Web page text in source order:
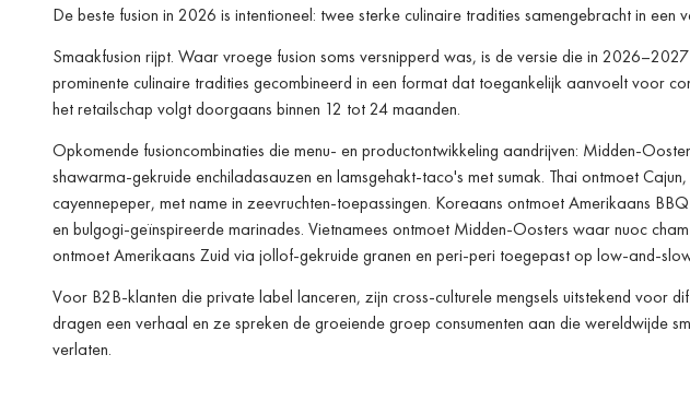
De beste fusion in 2026 is intentioneel: twee sterke culinaire tradities samengebracht in een
Smaakfusion rijpt. Waar vroege fusion soms versnipperd was, is de versie die in
prominente culinaire tradities gecombineerd in een format dat toegankelijk aanvoelt voor
het retailschap volgt doorgaans binnen 12 tot 24 maanden.
Opkomende fusioncombinaties die menu- en productontwikkeling aandrijven: Midden-
shawarma-gekruide enchiladasauzen en lamsgehakt-taco's met sumak. Thai ontmoet
cayennepeper, met name in zeevruchten-toepassingen. Koreaans ontmoet Amerikaans
en bulgogi-geïnspireerde marinades. Vietnamees ontmoet Midden-Oosters waar nuoc
ontmoet Amerikaans Zuid via jollof-gekruide granen en peri-peri toegepast op low-and-
Voor B2B-klanten die private label lanceren, zijn cross-culturele mengsels uitstekend voor
dragen een verhaal en ze spreken de groeiende groep consumenten aan die wereldwijde
verlaten.